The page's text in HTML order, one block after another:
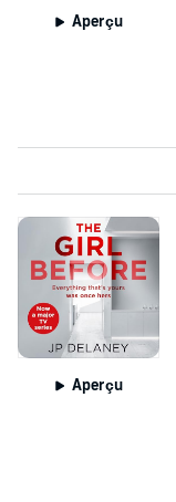
Aperçu
Aperçu